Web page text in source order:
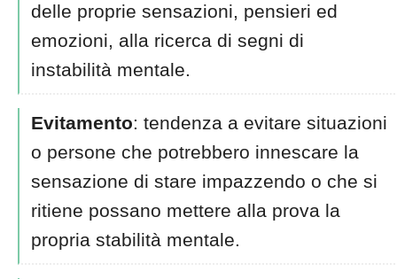
delle proprie sensazioni, pensieri ed
emozioni, alla ricerca di segni di
instabilità mentale.
Evitamento: tendenza a evitare situazioni
o persone che potrebbero innescare la
sensazione di stare impazzendo o che si
ritiene possano mettere alla prova la
propria stabilità mentale.